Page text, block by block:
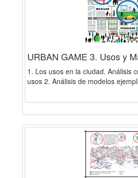
URBAN GAME 3. Usos y
1. Los usos en la ciudad. Análisis
usos 2. Análisis de modelos